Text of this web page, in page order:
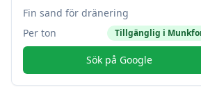
Fin sand för dränering
Per ton
Tillgänglig i
Sök på Google